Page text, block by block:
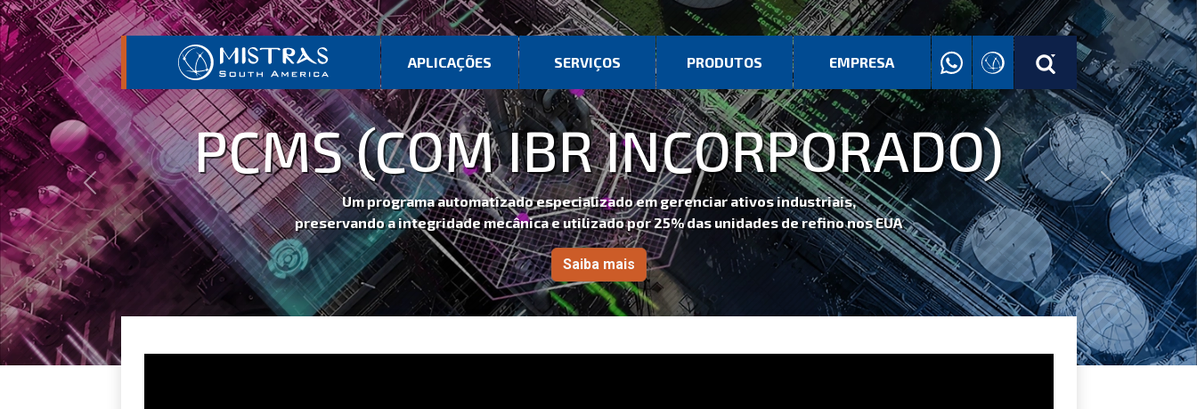
PCMS (COM IBR INCORPORADO)
Um programa automatizado especializado em gerenciar ativos industriais,
preservando a integridade mecânica e utilizado por 25% das unidades de refino nos EUA
Saiba mais
Previous Next
APLICAÇÕES SERVIÇOS PRODUTOS EMPRESA